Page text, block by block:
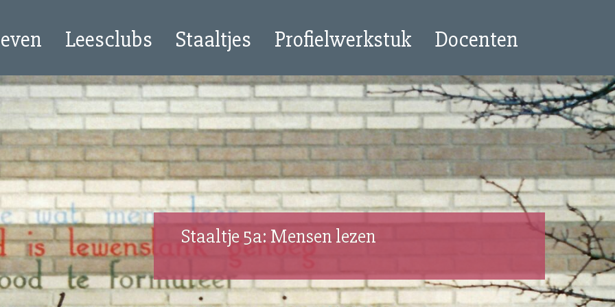
Leesclubs Staaltjes Profielwerkstuk Docenten
Staaltje 5a: Mensen lezen